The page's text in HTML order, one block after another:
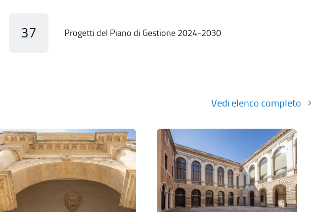
37 Progetti del Piano di Gestione 2024-2030
Vedi elenco completo